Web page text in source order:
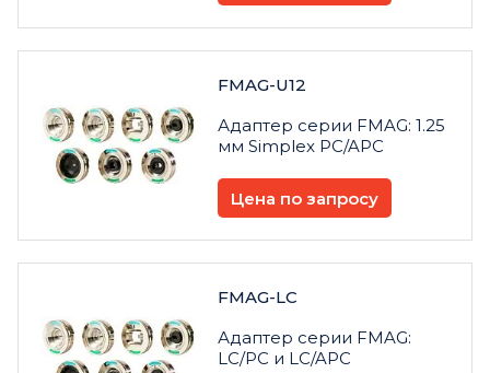
FMAG-U12
Адаптер серии FMAG: 1.25
мм Simplex PC/APC
Цена по запросу
FMAG-LC
Адаптер серии FMAG:
LC/PC и LC/APC